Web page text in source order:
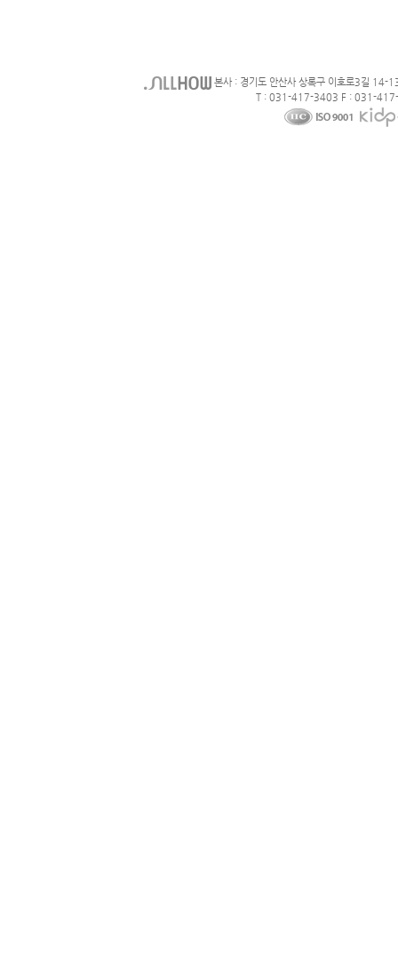
본사 : 경기도 안산사 상록구 이호로3길 14-
T : 031-417-3403 F : 031-